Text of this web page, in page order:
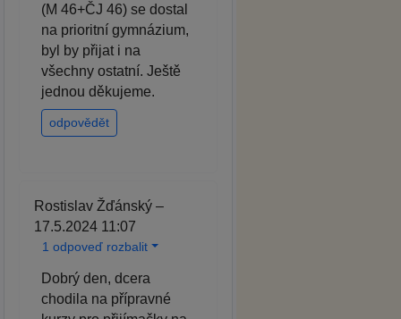
(M 46+ČJ 46) se dostal
na prioritní gymnázium,
byl by přijat i na
všechny ostatní. Ještě
jednou děkujeme.
odpovědět
Rostislav Žďánský –
17.5.2024 11:07
1 odpoveď rozbalit
Dobrý den, dcera
chodila na přípravné